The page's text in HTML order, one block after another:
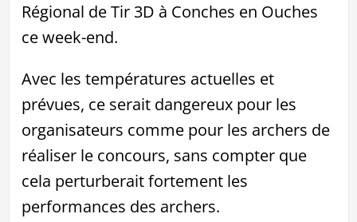
Régional de Tir 3D à Conches en Ouches
ce week-end.
Avec les températures actuelles et
prévues, ce serait dangereux pour les
organisateurs comme pour les archers de
réaliser le concours, sans compter que
cela perturberait fortement les
performances des archers.